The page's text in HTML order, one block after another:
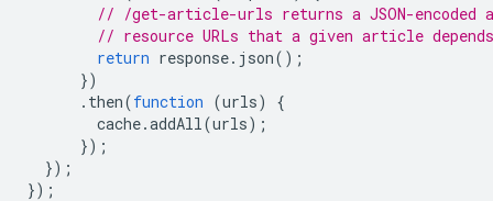
// /get-article-urls returns a JSON-encoded
// resource URLs that a given article
return response. json();
})
. then(function (urls)
{
cache.addAll (urls);
});
});
});